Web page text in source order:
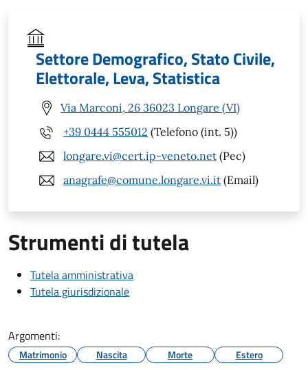
Settore Demografico, Stato Civile,
Elettorale, Leva, Statistica
Via Marconi, 26 36023 Longare (VI)
+39 0444 555012 (Telefono (int. 5))
longare.vi@cert.ip-veneto.net (Pec)
anagrafe@comune.longare.vi.it (Email)
Strumenti di tutela
Tutela amministrativa
Tutela giurisdizionale
Argomenti:
Matrimonio Nascita Morte Estero